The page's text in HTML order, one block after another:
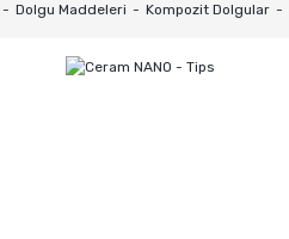
Dolgu Maddeleri Kompozit Dolgular